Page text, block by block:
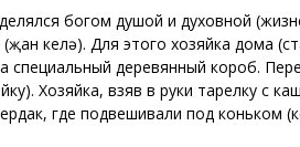
богом душой и духовной
келәү). Для этого хозяйка дома
специальный деревянный короб.
Хозяйка, взяв в руки тарелку с
где подвешивали под коньком